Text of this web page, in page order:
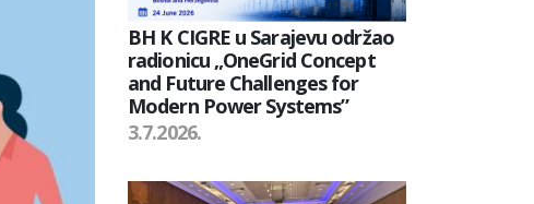
BH K CIGRE u Sarajevu održao
radionicu „OneGrid Concept
and Future Challenges for
Modern Power Systems”
3.7.2026.